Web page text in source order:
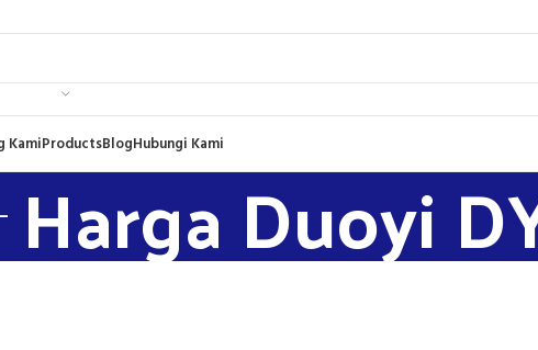
KamiProductsBlogHubungi Kami
Harga Duoyi